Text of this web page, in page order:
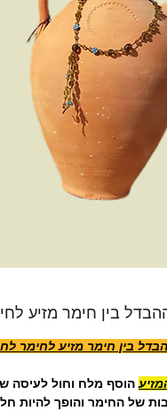
בין חימר מזיע
בין חימר מזיע לחימר
הוסף מלח וחול לעיסה
של החימר והופך להיות